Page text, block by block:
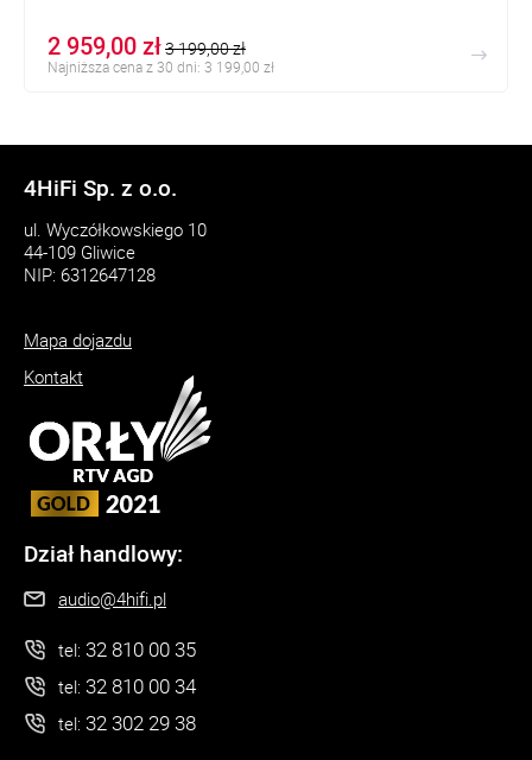
2 959,00 zł3 199,00 zł
Najniższa cena z 30 dni: 3 199,00 zł
4HiFi Sp. z o.o.
ul. Wyczółkowskiego 10
44-109 Gliwice
NIP: 6312647128
Mapa dojazdu
Kontakt
Dział handlowy:
audio@4hifi.pl
tel: 32 810 00 35
tel: 32 810 00 34
tel: 32 302 29 38